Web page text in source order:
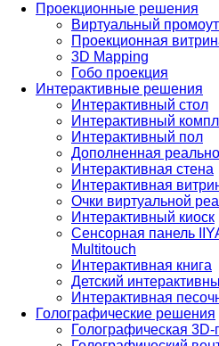
Проекционные решения
Виртуальный
Проекционная
3D Mapping
Гобо проекция
Интерактивные решения
Интерактивный стол
Интерактивный
Интерактивный пол
Дополненная
Интерактивная стена
Интерактивная
Очки виртуальной
Интерактивный киоск
Сенсорная панель
Multitouch
Интерактивная книга
Детский
Интерактивная
Голографические решения
Голографическая